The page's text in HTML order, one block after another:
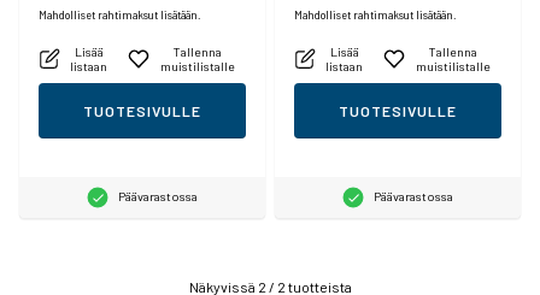
Mahdolliset rahtimaksut lisätään.
Lisää
listaan
Tallenna
muistilistalle
TUOTESIVULLE
Päävarastossa
Mahdolliset rahtimaksut lisätään.
Lisää
listaan
Tallenna
muistilistalle
TUOTESIVULLE
Päävarastossa
Näkyvissä 2 / 2 tuotteista